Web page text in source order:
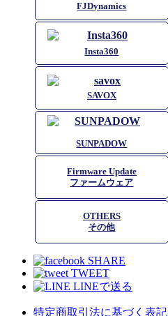
FJDynamics
Insta360
SAVOX
SUNPADOW
Firmware Update
ファームウェア
OTHERS
その他
SHARE
TWEET
LINEで送る
特定商取引法に基づく表記